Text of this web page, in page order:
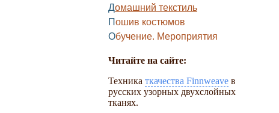
Домашний текстиль
Пошив костюмов
Обучение. Мероприятия
Читайте на сайте:
Техника ткачества Finnweave в
русских узорных двухслойных
тканях.